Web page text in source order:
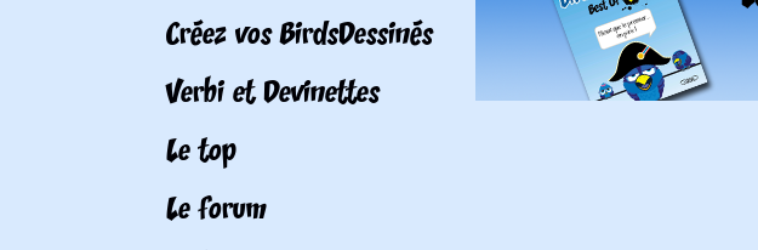
Créez vos BirdsDessinés
Verbi et Devinettes
Le top
Le forum